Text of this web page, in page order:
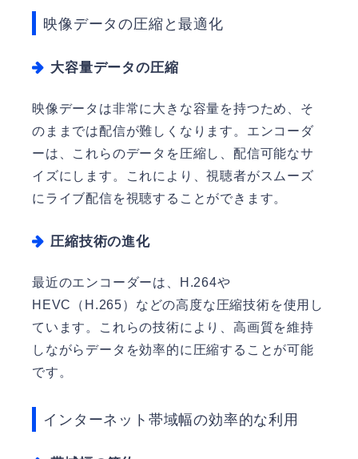
映像データの圧縮と最適化
大容量データの圧縮
映像データは非常に大きな容量を持つため、そ
のままでは配信が難しくなります。エンコーダ
ーは、これらのデータを圧縮し、配信可能なサ
イズにします。これにより、視聴者がスムーズ
にライブ配信を視聴することができます。
圧縮技術の進化
最近のエンコーダーは、H.264や
HEVC（H.265）などの高度な圧縮技術を使用し
ています。これらの技術により、高画質を維持
しながらデータを効率的に圧縮することが可能
です。
インターネット帯域幅の効率的な利用